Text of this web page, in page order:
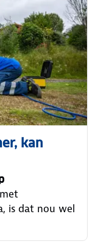
kan
is dat nou wel